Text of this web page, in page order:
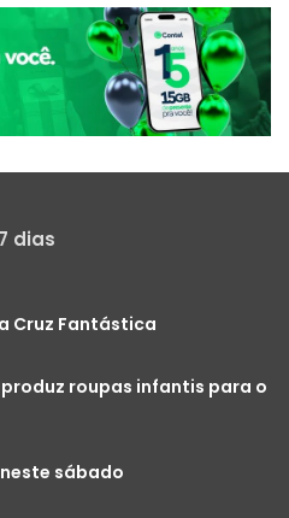
dias
Cruz Fantástica
produz roupas infantis para o
sábado